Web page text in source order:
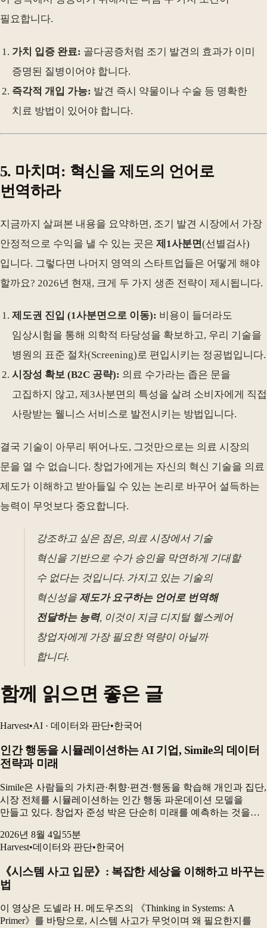
필요합니다.
가치 입증 완료: 골다공증처럼 조기 발견의 효과가 이미
증명된 질병이어야 합니다.
즉각적 개입 가능: 발견 즉시 약물이나 수술 등 명확한
치료 방법이 있어야 합니다.
5. 마치며: 혁신을 제도의 언어로
번역하라
지금까지 살펴본 내용을 요약하면, 조기 발견 시장에서 가장
안정적으로 수익을 낼 수 있는 곳은 제1사분면 (선별검사)
입니다. 그렇다면 나머지 영역의 스타트업들은 어떻게 해야
할까요? 2026년 현재, 크게 두 가지 생존 전략이 제시됩니다.
제도권 진입 (1사분면으로 이동): 비용이 들더라도
임상시험을 통해 의학적 타당성을 확보하고, 우리 기술을
병원의 표준 절차(Screening)로 편입시키는 정공법입니다.
시장성 확보 (B2C 공략): 의료 수가라는 좁은 문을
고집하지 않고, 제3사분면의 특성을 살려 소비자에게 직접
사랑받는 웰니스 서비스로 발전시키는 방법입니다.
결국 기술이 아무리 뛰어나도, 그것만으로는 의료 시장의
문을 열 수 없습니다. 창업가에게는 자신의 혁신 기술을 의료
제도가 이해하고 받아들일 수 있는 논리로 바꾸어 설득하는
능력이 무엇보다 중요합니다.
강조하고 싶은 점은, 의료 시장에서 기술
혁신을 기반으로 수가 승인을 막연하게 기대할
수 없다는 것입니다. 가지고 있는 기술의
혁신성을제도가 요구하는 언어로 번역해
전달하는 능력, 이것이 지금 디지털 헬스케어
창업자에게 가장 필요한 역량이 아닐까
합니다.
함께 읽으면 좋은 글
Harvest•AI · 데이터와 판단•한국어
인간 행동을 시뮬레이션하는 AI 기업, Simile의 데이터
전략과 미래
Simile은 사람들의 가치관·취향·편견·행동을 학습해 개인과 집단,
시장 전체를 시뮬레이션하는 인간 행동 파운데이션 모델을
만들고 있다. 창업자 준성 박은 단순히 미래를 예측하는 것을
보여주는 것이 시뮬레이션의 핵심이라고 설명...
2026년 8월 4일55분
Harvest•데이터와 판단•한국어
《시스템 사고 입문》: 복잡한 세상을 이해하고 바꾸는
법
이 영상은 도넬라 H. 메도우즈의 《Thinking in Systems: A
Primer》를 바탕으로, 시스템 사고가 무엇이며 왜 필요한지를